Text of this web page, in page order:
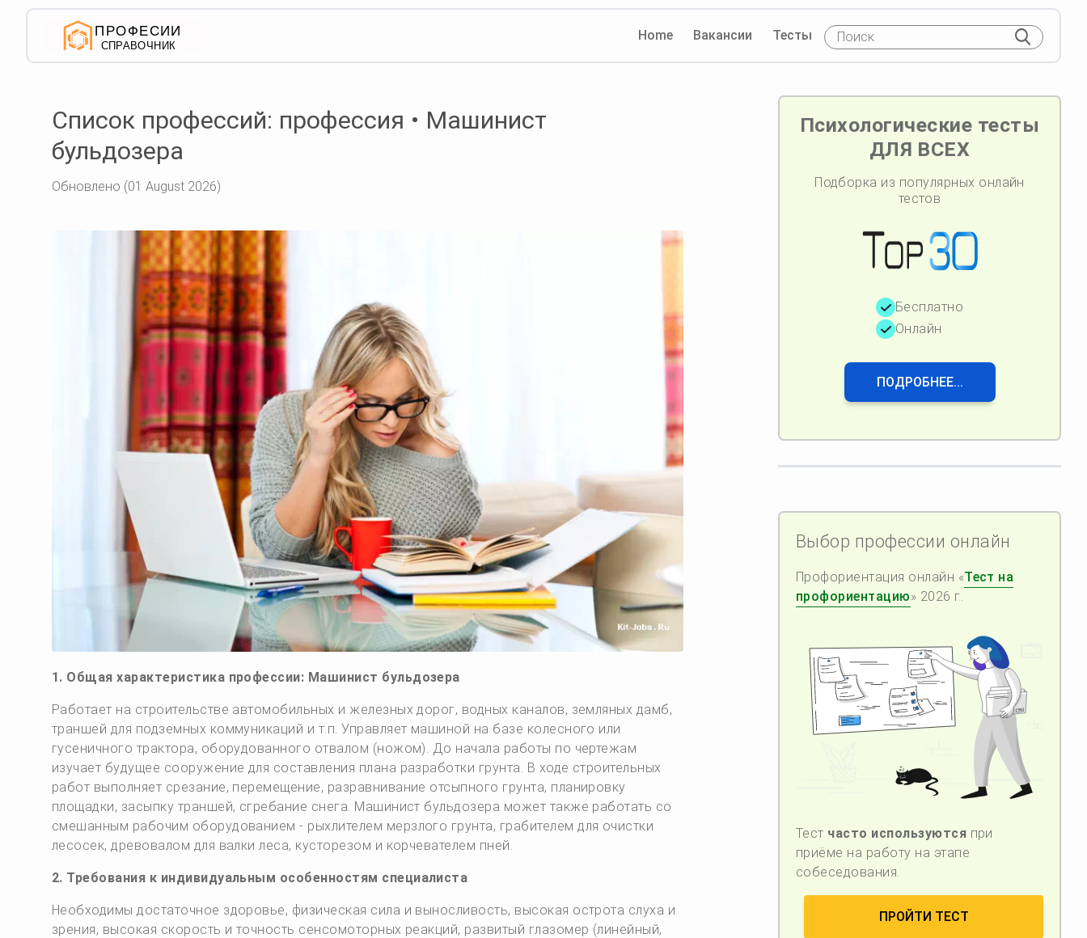
Home Вакансии Тесты
Список профессий: профессия • Машинист
бульдозера
Обновлено (01 August 2026)
1. Общая характеристика профессии: Машинист бульдозера
Работает на строительстве автомобильных и железных дорог, водных каналов, земляных дамб,
траншей для подземных коммуникаций и т.п. Управляет машиной на базе колесного или
гусеничного трактора, оборудованного отвалом (ножом). До начала работы по чертежам
изучает будущее сооружение для составления плана разработки грунта. В ходе строительных
работ выполняет срезание, перемещение, разравнивание отсыпного грунта, планировку
площадки, засыпку траншей, сгребание снега. Машинист бульдозера может также работать со
смешанным рабочим оборудованием - рыхлителем мерзлого грунта, грабителем для очистки
лесосек, древовалом для валки леса, кусторезом и корчевателем пней.
2. Требования к индивидуальным особенностям специалиста
Необходимы достаточное здоровье, физическая сила и выносливость, высокая острота слуха и
зрения, высокая скорость и точность сенсомоторных реакций, развитый глазомер (линейный,
Психологические тесты
ДЛЯ ВСЕХ
Подборка из популярных онлайн
тестов
Бесплатно
Онлайн
ПОДРОБНЕЕ...
Выбор профессии онлайн
Профориентация онлайн «Тест на
профориентацию» 2026 г.
Тест часто используются при
приёме на работу на этапе
собеседования.
ПРОЙТИ ТЕСТ